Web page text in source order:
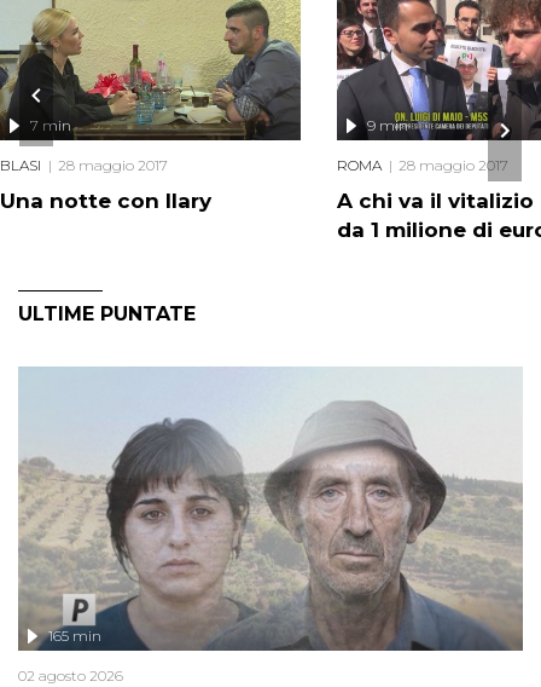
Una notte con Ilary
7 min
BLASI 28 maggio 2017
A chi va il
da 1 milione di
9 min
ROMA 28 maggio 2017
ULTIME PUNTATE
165 min
02 agosto 2026